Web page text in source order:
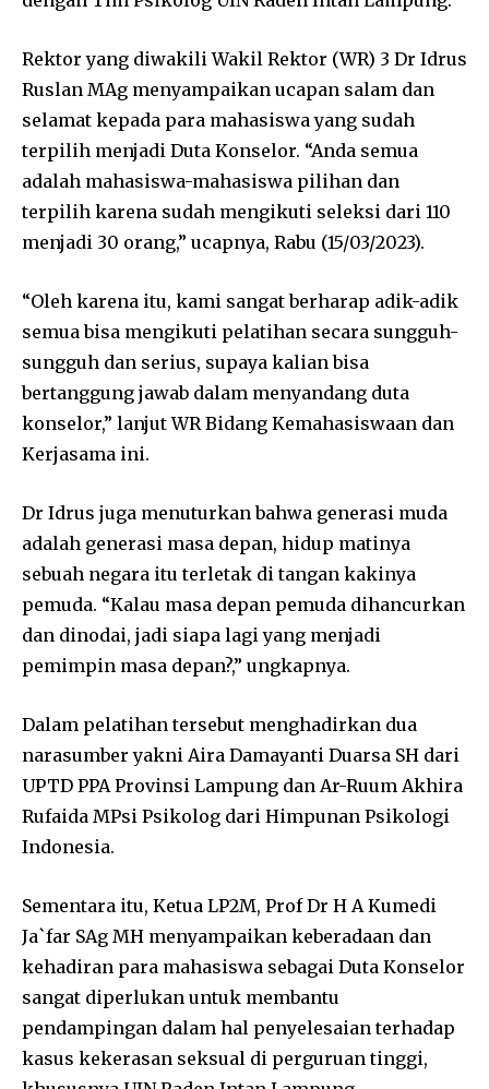
Rektor yang diwakili Wakil Rektor (WR) 3 Dr Idrus
Ruslan MAg menyampaikan ucapan salam dan
selamat kepada para mahasiswa yang sudah
terpilih menjadi Duta Konselor. “Anda semua
adalah mahasiswa-mahasiswa pilihan dan
terpilih karena sudah mengikuti seleksi dari 110
menjadi 30 orang,” ucapnya, Rabu (15/03/2023).
“Oleh karena itu, kami sangat berharap adik-adik
semua bisa mengikuti pelatihan secara sungguh-
sungguh dan serius, supaya kalian bisa
bertanggung jawab dalam menyandang duta
konselor,” lanjut WR Bidang Kemahasiswaan dan
Kerjasama ini.
Dr Idrus juga menuturkan bahwa generasi muda
adalah generasi masa depan, hidup matinya
sebuah negara itu terletak di tangan kakinya
pemuda. “Kalau masa depan pemuda dihancurkan
dan dinodai, jadi siapa lagi yang menjadi
pemimpin masa depan?,” ungkapnya.
Dalam pelatihan tersebut menghadirkan dua
narasumber yakni Aira Damayanti Duarsa SH dari
UPTD PPA Provinsi Lampung dan Ar-Ruum Akhira
Rufaida MPsi Psikolog dari Himpunan Psikologi
Indonesia.
Sementara itu, Ketua LP2M, Prof Dr H A Kumedi
Ja`far SAg MH menyampaikan keberadaan dan
kehadiran para mahasiswa sebagai Duta Konselor
sangat diperlukan untuk membantu
pendampingan dalam hal penyelesaian terhadap
kasus kekerasan seksual di perguruan tinggi,